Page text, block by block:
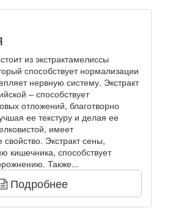
из экстрактамелиссы
способствует нормализации
нервную систему. Экстракт
– способствует
отложений, благотворно
ее текстуру и делая ее
имеет
Экстракт сены,
кишечника, способствует
Также...
Подробнее